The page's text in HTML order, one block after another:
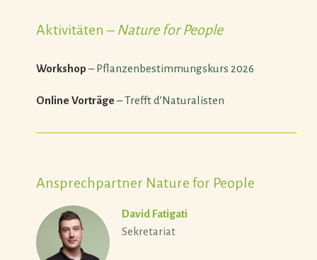
Aktivitäten – Nature for People
Workshop–Pflanzenbestimmungskurs 2026
Online Vorträge–Trefft d’Naturalisten
———————————————————————
Ansprechpartner Nature for People
David Fatigati
Sekretariat